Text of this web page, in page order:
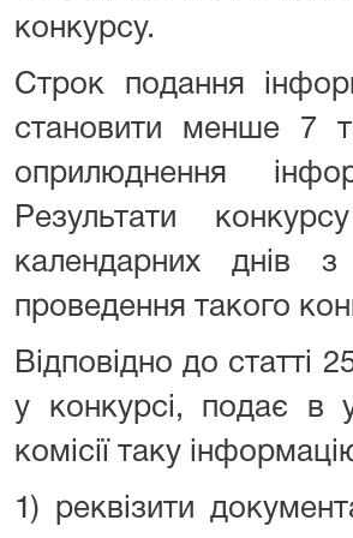
конкурсу.
Строк подання
становити менше 7
оприлюднення
Результати
календарних днів
проведення такого
Відповідно до статті
у конкурсі, подає в
комісії таку
1) реквізити